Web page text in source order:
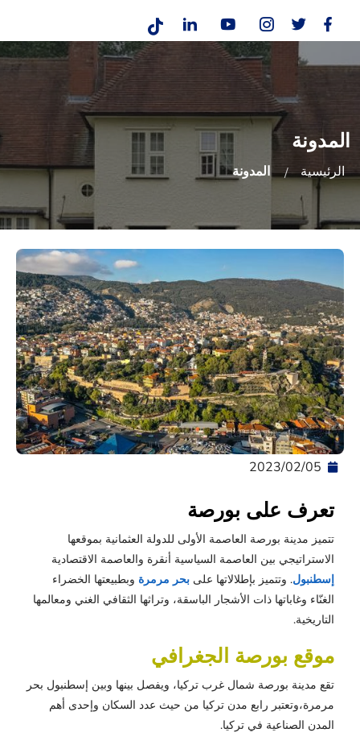
المدونة
الرئيسية المدونة
05‏/02‏/2023
تعرف على بورصة
تتميز مدينة بورصة العاصمة الأولى للدولة العثمانية بموقعها
الاستراتيجي بين العاصمة السياسية أنقرة والعاصمة الاقتصادية
إسطنبول. وتتميز بإطلالاتها على بحر مرمرة وبطبيعتها الخضراء
الغنّاء وغاباتها ذات الأشجار الباسقة، وتراثها الثقافي الغني ومعالمها
التاريخية.
موقع بورصة الجغرافي
تقع مدينة بورصة شمال غرب تركيا، ويفصل بينها وبين إسطنبول بحر
مرمرة،وتعتبر رابع مدن تركيا من حيث عدد السكان وإحدى أهم
المدن الصناعية في تركيا.